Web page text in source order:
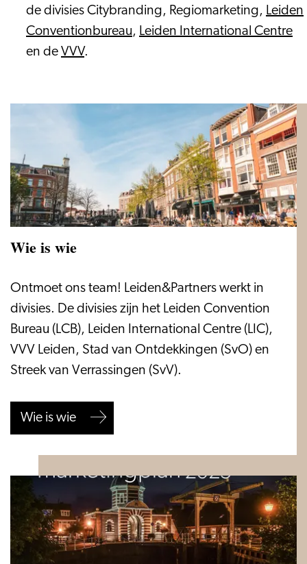
de divisies Citybranding, Regiomarketing, Leiden
Conventionbureau, Leiden International Centre
en de VVV.
Wie is wie
Wie
is
wie
Ontmoet ons team! Leiden&Partners werkt in
divisies. De divisies zijn het Leiden Convention
Bureau (LCB), Leiden International Centre (LIC),
VVV Leiden, Stad van Ontdekkingen (SvO) en
Streek van Verrassingen (SvV).
Wie is wie